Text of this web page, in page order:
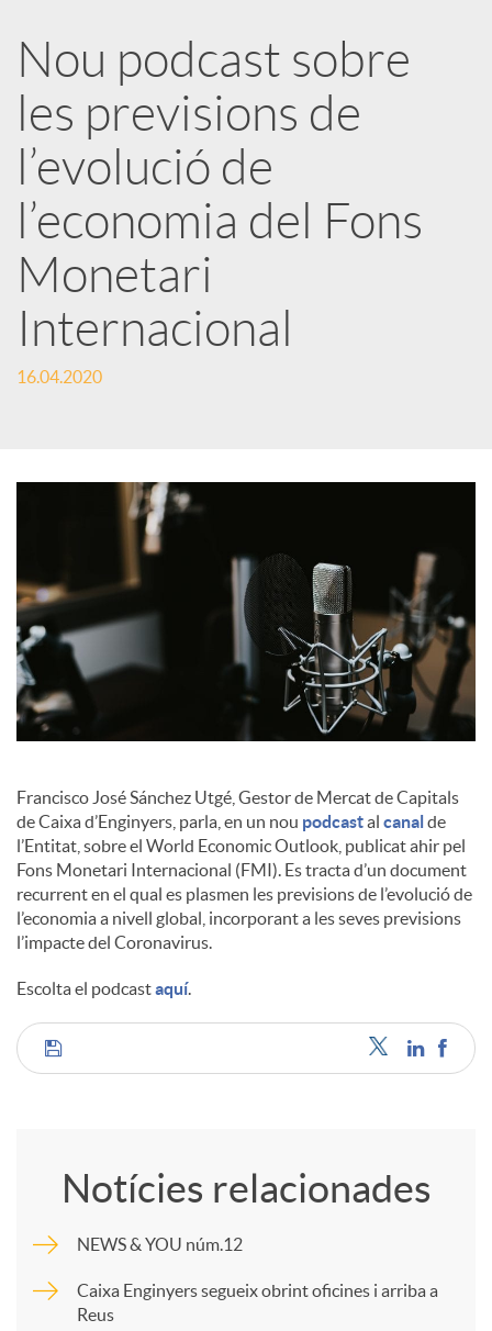
a
r
x
e
s
S
i
a
l
s
Nou podcast sobre
les previsions de
l’evolució de
l’economia del Fons
Monetari
Internacional
16.04.2020
Francisco José Sánchez Utgé, Gestor de Mercat de Capitals
de Caixa d’Enginyers, parla, en un nou podcastal canalde
l’Entitat, sobre el World Economic Outlook, publicat ahir pel
Fons Monetari Internacional (FMI). Es tracta d’un document
recurrent en el qual es plasmen les previsions de l’evolució de
l’economia a nivell global, incorporant a les seves previsions
l’impacte del Coronavirus.
Escolta el podcastaquí.
C
p
Notícies relacionades
NEWS & YOU núm.12
Caixa Enginyers segueix obrint oficines i arriba a
Reus